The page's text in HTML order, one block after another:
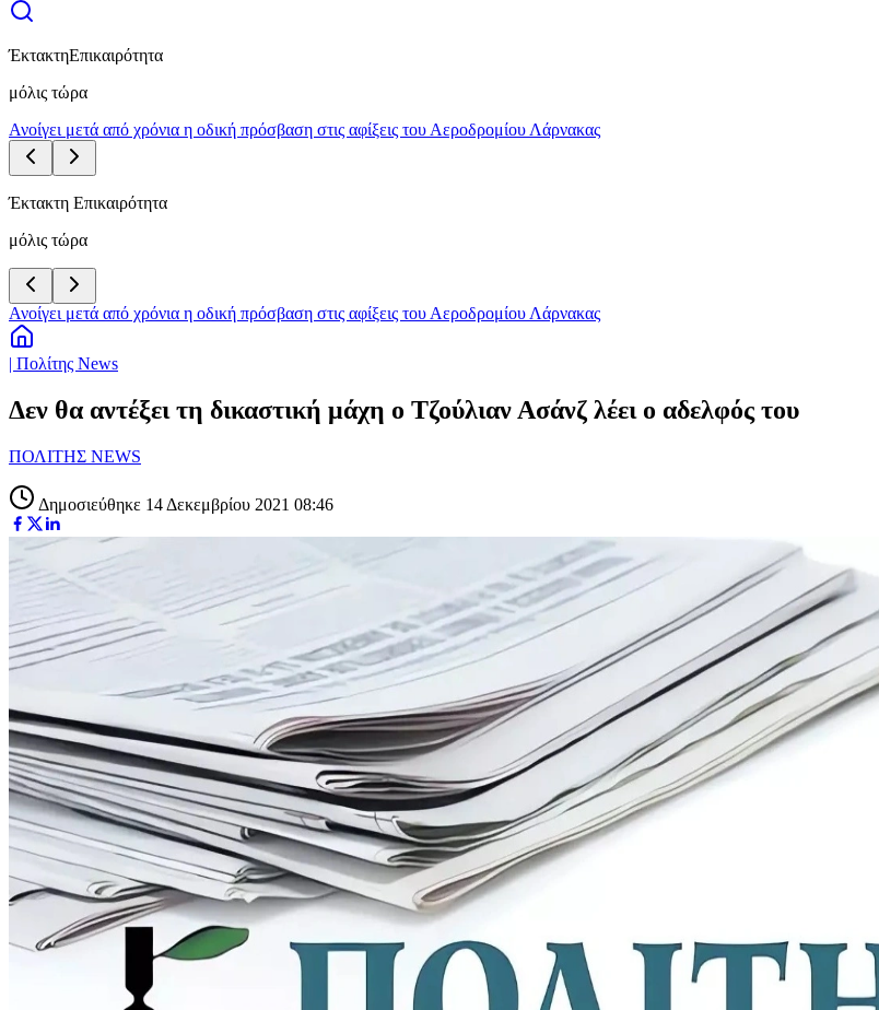
ΈκτακτηΕπικαιρότητα
μόλις τώρα
Ανοίγει μετά από χρόνια η οδική πρόσβαση στις αφίξεις του Αεροδρομίου Λάρνακας
Έκτακτη Επικαιρότητα
μόλις τώρα
Ανοίγει μετά από χρόνια η οδική πρόσβαση στις αφίξεις του Αεροδρομίου Λάρνακας
| Πολίτης News
Δεν θα αντέξει τη δικαστική μάχη ο Τζούλιαν Ασάνζ λέει ο αδελφός του
ΠΟΛΙΤΗΣ NEWS
Δημοσιεύθηκε 14 Δεκεμβρίου 2021 08:46